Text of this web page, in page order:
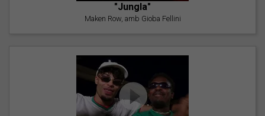
"Jungla"
Maken Row, amb Gioba Fellini